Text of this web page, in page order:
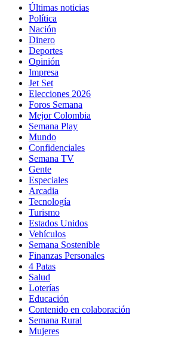
Últimas noticias
Política
Nación
Dinero
Deportes
Opinión
Impresa
Jet Set
Elecciones 2026
Foros Semana
Mejor Colombia
Semana Play
Mundo
Confidenciales
Semana TV
Gente
Especiales
Arcadia
Tecnología
Turismo
Estados Unidos
Vehículos
Semana Sostenible
Finanzas Personales
4 Patas
Salud
Loterías
Educación
Contenido en colaboración
Semana Rural
Mujeres